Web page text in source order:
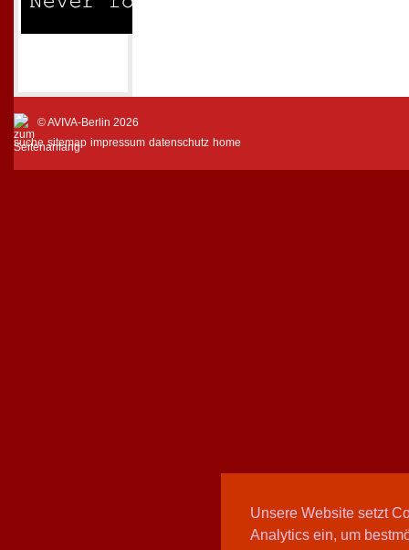
Unsere Website setzt
Analytics ein, um
© AVIVA-Berlin 2026
suche sitemap impressum datenschutz home